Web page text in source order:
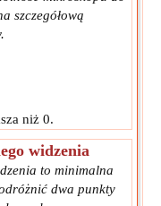
szczegółową
niż 0.
widzenia
to minimalna
dwa punkty